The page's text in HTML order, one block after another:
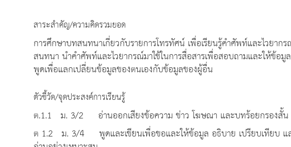
สาระสำคัญ/ความคิดรวมยอด
การศึกษาบทสนทนาเกี่ยวกับรายการโทรทัศน์ เพื่อเรียนรู้คำศัพท์และไวยาก
สนทนา นำคำศัพท์และไวยากรณ์มาใช้ในการสื่อสารเพื่อสอบถามและให้ข้อ
พูดเพื่อแลกเปลี่ยนข้อมูลของตนเองกับข้อมูลของผู้อื่น
ตัวชี้วัด/จุดประสงค์การเรียนรู้
ต.1.1 ม. 3/2 อ่านออกเสียงข้อความ ข่าว โฆษณา และบทร้อยกรองสั้น
ต 1.2 ม. 3/4 พูดและเขียนเพื่อขอและให้ข้อมูล อธิบาย เปรียบเทียบ แล